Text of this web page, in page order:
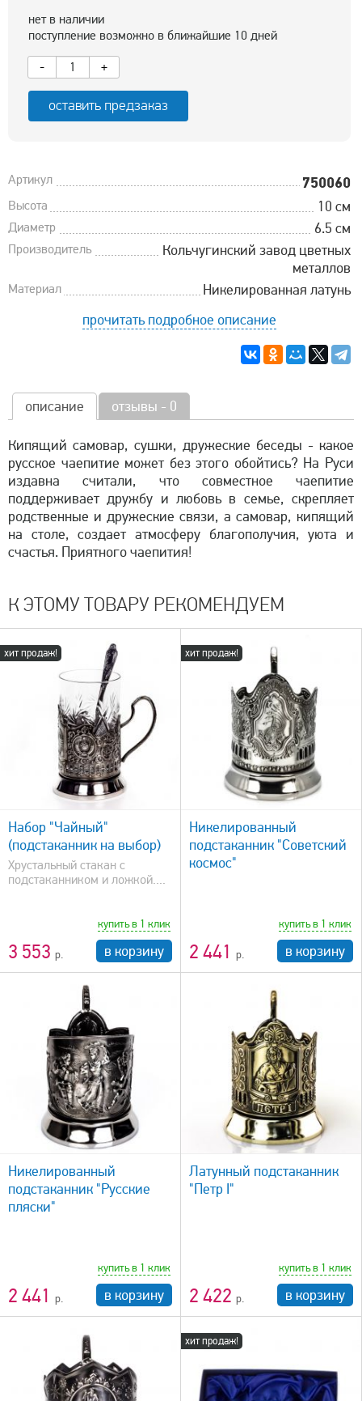
нет в наличии
поступление возможно в ближайшие 10 дней
-
+
оставить предзаказ
Артикул 750060
Высота 10 см
Диаметр 6.5 см
Производитель
Кольчугинский завод цветных
металлов
Материал
Никелированная латунь
прочитать подробное описание
описание отзывы - 0
Кипящий самовар, сушки, дружеские беседы - какое
русское чаепитие может без этого обойтись? На Руси
издавна считали, что совместное чаепитие
поддерживает дружбу и любовь в семье, скрепляет
родственные и дружеские связи, а самовар, кипящий
на столе, создает атмосферу благополучия, уюта и
счастья. Приятного чаепития!
К ЭТОМУ ТОВАРУ РЕКОМЕНДУЕМ
хит продаж!
Набор "Чайный"
(подстаканник на выбор)
Хрустальный стакан с
подстаканником и ложкой....
3 553
купить в 1 клик
в корзину
хит продаж!
быстрый просмотр
Никелированный
подстаканник "Советский
космос"
2 441
купить в 1 клик
в корзину
Никелированный
подстаканник "Русские
пляски"
2 441
купить в 1 клик
в корзину
быстрый просмотр
Латунный подстаканник
"Петр I"
2 422
купить в 1 клик
в корзину
хит продаж!